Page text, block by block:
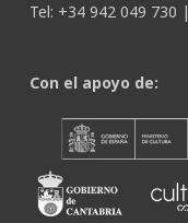
Tel: +34 942 049 730 |
Con el apoyo de: